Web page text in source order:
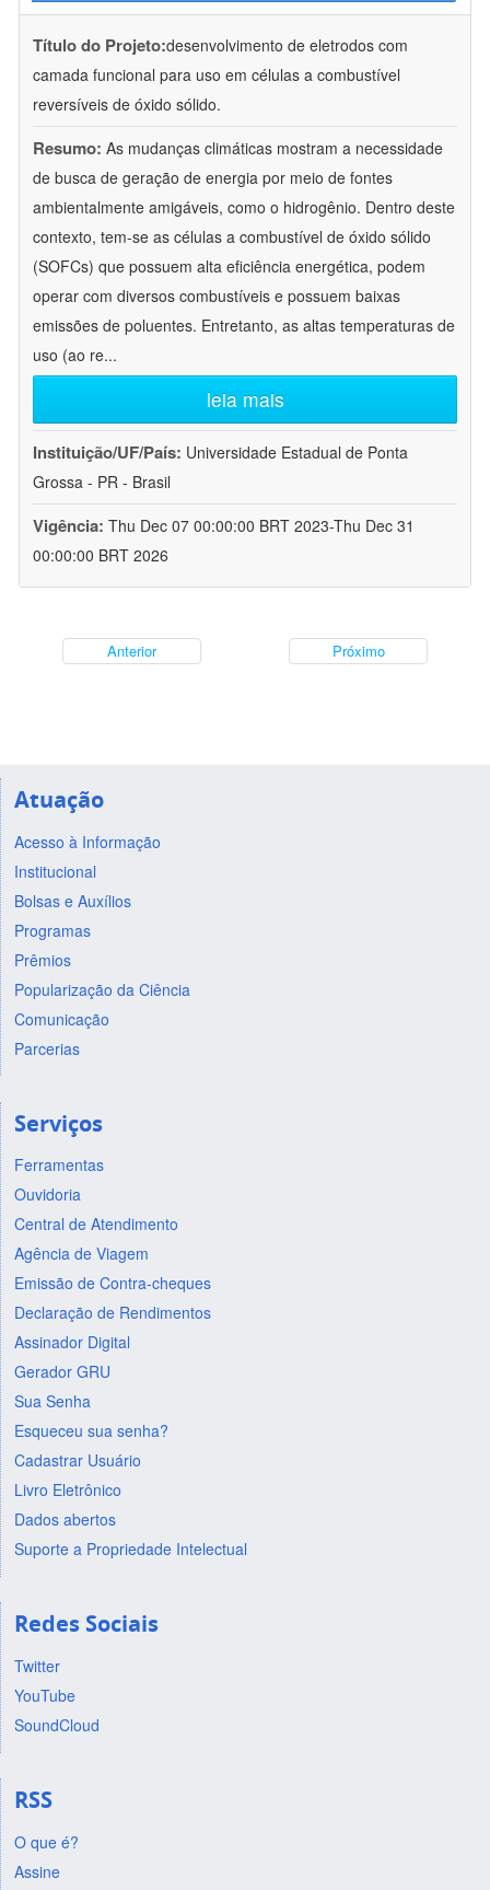
Título do Projeto:desenvolvimento de eletrodos com
camada funcional para uso em células a combustível
reversíveis de óxido sólido.
Resumo: As mudanças climáticas mostram a necessidade
de busca de geração de energia por meio de fontes
ambientalmente amigáveis, como o hidrogênio. Dentro deste
contexto, tem-se as células a combustível de óxido sólido
(SOFCs) que possuem alta eficiência energética, podem
operar com diversos combustíveis e possuem baixas
emissões de poluentes. Entretanto, as altas temperaturas de
uso (ao re...
leia mais
Instituição/UF/País: Universidade Estadual de Ponta
Grossa - PR - Brasil
Vigência: Thu Dec 07 00:00:00 BRT 2023-Thu Dec 31
00:00:00 BRT 2026
Anterior Próximo
Atuação
Acesso à Informação
Institucional
Bolsas e Auxílios
Programas
Prêmios
Popularização da Ciência
Comunicação
Parcerias
Serviços
Ferramentas
Ouvidoria
Central de Atendimento
Agência de Viagem
Emissão de Contra-cheques
Declaração de Rendimentos
Assinador Digital
Gerador GRU
Sua Senha
Esqueceu sua senha?
Cadastrar Usuário
Livro Eletrônico
Dados abertos
Suporte a Propriedade Intelectual
Redes Sociais
Twitter
YouTube
SoundCloud
RSS
O que é?
Assine